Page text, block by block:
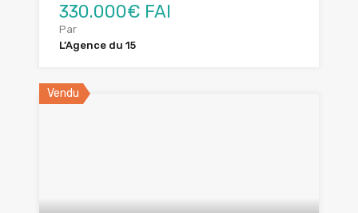
330.000€ FAI
Par
L’Agence du 15
Vendu